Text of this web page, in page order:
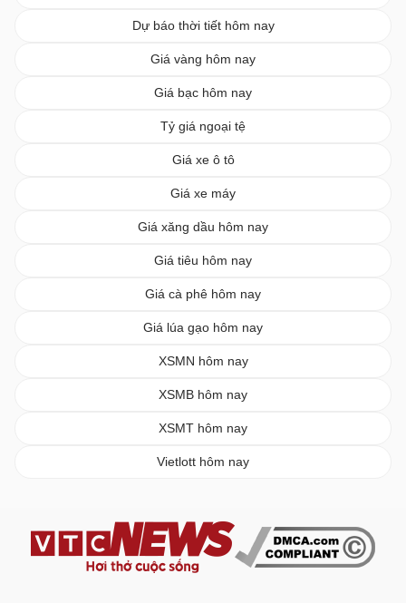
Dự báo thời tiết hôm nay
Giá vàng hôm nay
Giá bạc hôm nay
Tỷ giá ngoại tệ
Giá xe ô tô
Giá xe máy
Giá xăng dầu hôm nay
Giá tiêu hôm nay
Giá cà phê hôm nay
Giá lúa gạo hôm nay
XSMN hôm nay
XSMB hôm nay
XSMT hôm nay
Vietlott hôm nay